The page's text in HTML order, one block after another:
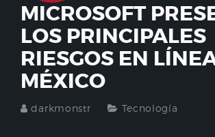
MICROSOFT
LOS PRINCIPALES
RIESGOS EN
MÉXICO
darkmonstr Tecnología